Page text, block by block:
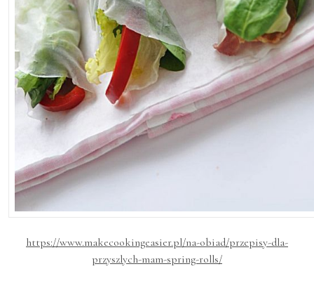
https://www.makecookingeasier.pl/na-obiad/przepisy-dla-
przyszlych-mam-spring-rolls/